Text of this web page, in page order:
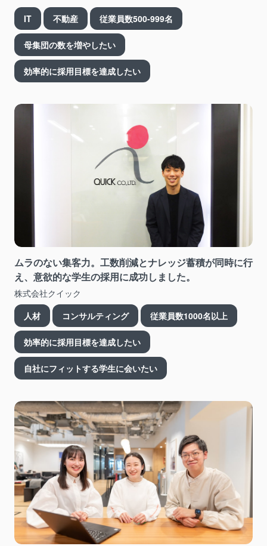
IT 不動産 従業員数500-999名
母集団の数を増やしたい
効率的に採用目標を達成したい
ムラのない集客力。工数削減とナレッジ蓄積が同時に行
え、意欲的な学生の採用に成功しました。
株式会社クイック
人材
コンサルティング 従業員数1000名以上
効率的に採用目標を達成したい
自社にフィットする学生に会いたい